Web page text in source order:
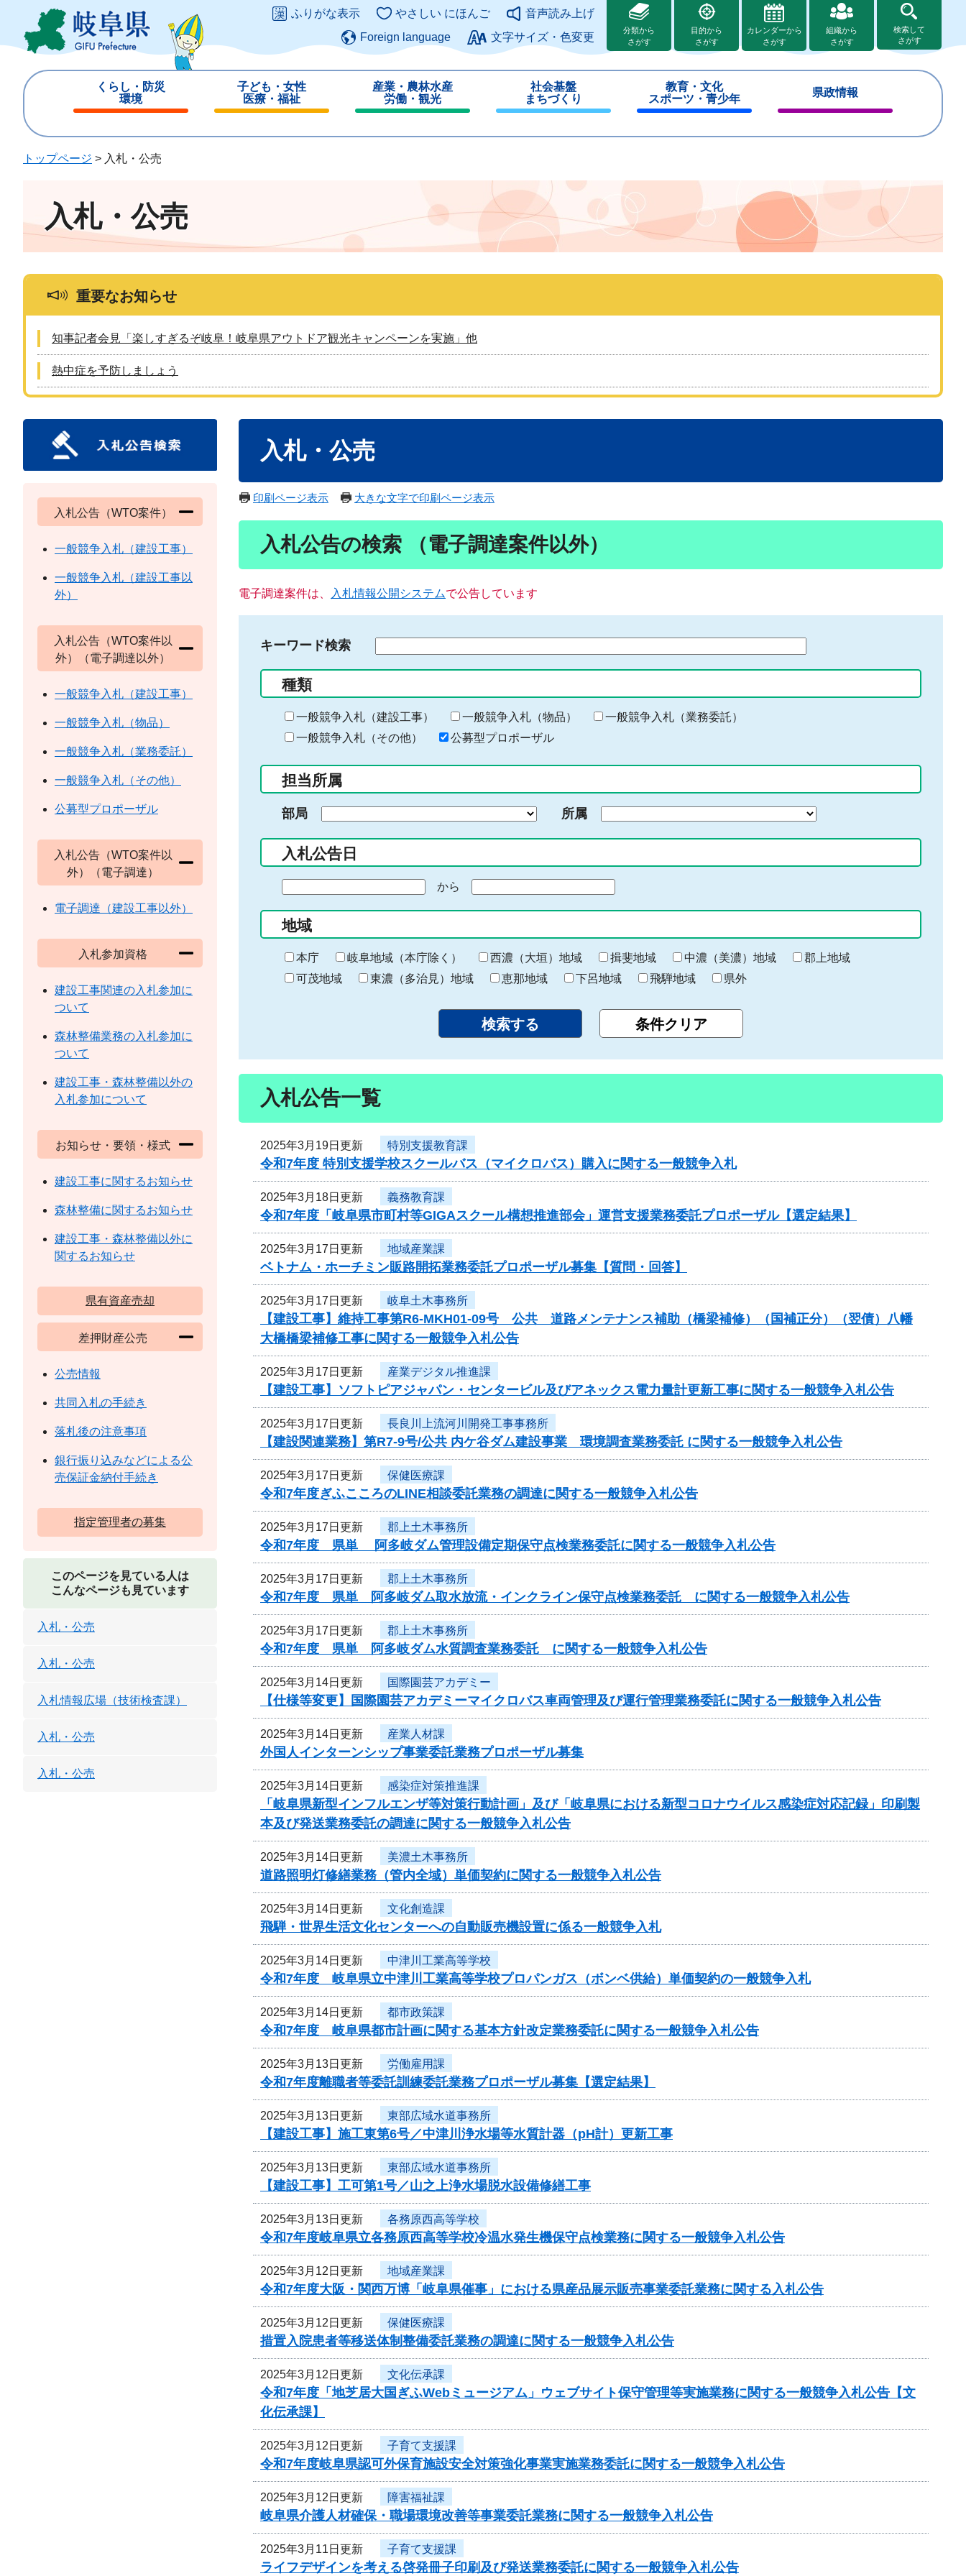
ジ
ュ
このページの本文へ
ふりがな表示 やさしい にほんご
音声読み上げ
Foreign language
文字サイズ・色変更
分類から
さがす
目的から
さがす
カレンダーから
さがす
組織から
さがす
検索して
さがす
くらし・防災
環境
じ
子ども・女性
医療・福祉
じ
産業・農林水産
労働・観光
じ
社会基盤
まちづくり
じ
教育・文化
スポーツ・青少年
じ
県政情報
じ
トップページ > 入札・公売
入札・公売
重要なお知らせ
知事記者会見「楽しすぎるぞ岐阜！岐阜県アウトドア観光キャンペーンを実施」他
熱中症を予防しましょう
入札・公売
印刷ページ表示 大きな文字で印刷ページ表示
入札公告の検索 （電子調達案件以外）
電子調達案件は、 入札情報公開システムで公告しています
キーワード検索
る
キ
ー
ー
入
力
種類
一般競争入札（建設工事） 一般競争入札（物品）
一般競争入札（業務委託）
一般競争入札（その他）
公募型プロポーザル
担当所属
部局 所属
入札公告日
の
始
ま
り
から
終
わ
り
地域
本庁 岐阜地域（本庁除く） 西濃（大垣）地域 揖斐地域 中濃（美濃）地域
郡上地域
可茂地域
東濃（多治見）地域 恵那地域 下呂地域 飛騨地域 県外
入札公告一覧
2025年3月19日更新 特別支援教育課
令和7年度 特別支援学校スクールバス（マイクロバス）購入に関する一般競争入札
2025年3月18日更新 義務教育課
令和7年度「岐阜県市町村等GIGAスクール構想推進部会」運営支援業務委託プロポーザル【選定結果】
2025年3月17日更新 地域産業課
ベトナム・ホーチミン販路開拓業務委託プロポーザル募集【質問・回答】
2025年3月17日更新 岐阜土木事務所
【建設工事】維持工事第R6-MKH01-09号 公共 道路メンテナンス補助（橋梁補修）（国補正分）（翌債）八幡
大橋橋梁補修工事に関する一般競争入札公告
2025年3月17日更新 産業デジタル推進課
【建設工事】ソフトピアジャパン・センタービル及びアネックス電力量計更新工事に関する一般競争入札公告
2025年3月17日更新 長良川上流河川開発工事事務所
【建設関連業務】第R7-9号/公共 内ケ谷ダム建設事業 環境調査業務委託 に関する一般競争入札公告
2025年3月17日更新 保健医療課
令和7年度ぎふこころのLINE相談委託業務の調達に関する一般競争入札公告
2025年3月17日更新 郡上土木事務所
令和7年度 県単 阿多岐ダム管理設備定期保守点検業務委託に関する一般競争入札公告
2025年3月17日更新 郡上土木事務所
令和7年度 県単 阿多岐ダム取水放流・インクライン保守点検業務委託 に関する一般競争入札公告
2025年3月17日更新 郡上土木事務所
令和7年度 県単 阿多岐ダム水質調査業務委託 に関する一般競争入札公告
2025年3月14日更新 国際園芸アカデミー
【仕様等変更】国際園芸アカデミーマイクロバス車両管理及び運行管理業務委託に関する一般競争入札公告
2025年3月14日更新 産業人材課
外国人インターンシップ事業委託業務プロポーザル募集
2025年3月14日更新 感染症対策推進課
「岐阜県新型インフルエンザ等対策行動計画」及び「岐阜県における新型コロナウイルス感染症対応記録」印刷製
本及び発送業務委託の調達に関する一般競争入札公告
2025年3月14日更新 美濃土木事務所
道路照明灯修繕業務（管内全域）単価契約に関する一般競争入札公告
2025年3月14日更新 文化創造課
飛騨・世界生活文化センターへの自動販売機設置に係る一般競争入札
2025年3月14日更新 中津川工業高等学校
令和7年度 岐阜県立中津川工業高等学校プロパンガス（ボンベ供給）単価契約の一般競争入札
2025年3月14日更新 都市政策課
令和7年度 岐阜県都市計画に関する基本方針改定業務委託に関する一般競争入札公告
2025年3月13日更新 労働雇用課
令和7年度離職者等委託訓練委託業務プロポーザル募集【選定結果】
2025年3月13日更新 東部広域水道事務所
【建設工事】施工東第6号／中津川浄水場等水質計器（pH計）更新工事
2025年3月13日更新 東部広域水道事務所
【建設工事】工可第1号／山之上浄水場脱水設備修繕工事
2025年3月13日更新 各務原西高等学校
令和7年度岐阜県立各務原西高等学校冷温水発生機保守点検業務に関する一般競争入札公告
2025年3月12日更新 地域産業課
令和7年度大阪・関西万博「岐阜県催事」における県産品展示販売事業委託業務に関する入札公告
2025年3月12日更新 保健医療課
措置入院患者等移送体制整備委託業務の調達に関する一般競争入札公告
2025年3月12日更新 文化伝承課
令和7年度「地芝居大国ぎふWebミュージアム」ウェブサイト保守管理等実施業務に関する一般競争入札公告【文
化伝承課】
2025年3月12日更新 子育て支援課
令和7年度岐阜県認可外保育施設安全対策強化事業実施業務委託に関する一般競争入札公告
2025年3月12日更新 障害福祉課
岐阜県介護人材確保・職場環境改善等事業委託業務に関する一般競争入札公告
2025年3月11日更新 子育て支援課
ライフデザインを考える啓発冊子印刷及び発送業務委託に関する一般競争入札公告
入札公告（WTO案件）
一般競争入札（建設工事）
一般競争入札（建設工事以
外）
入札公告（WTO案件以
外）（電子調達以外）
一般競争入札（建設工事）
一般競争入札（物品）
一般競争入札（業務委託）
一般競争入札（その他）
公募型プロポーザル
入札公告（WTO案件以
外）（電子調達）
電子調達（建設工事以外）
入札参加資格
建設工事関連の入札参加に
ついて
森林整備業務の入札参加に
ついて
建設工事・森林整備以外の
入札参加について
お知らせ・要領・様式
建設工事に関するお知らせ
森林整備に関するお知らせ
建設工事・森林整備以外に
関するお知らせ
県有資産売却
差押財産公売
公売情報
共同入札の手続き
落札後の注意事項
銀行振り込みなどによる公
売保証金納付手続き
指定管理者の募集
このページを見ている人は
こんなページも見ています
入札・公売
入札・公売
入札情報広場（技術検査課）
入札・公売
入札・公売